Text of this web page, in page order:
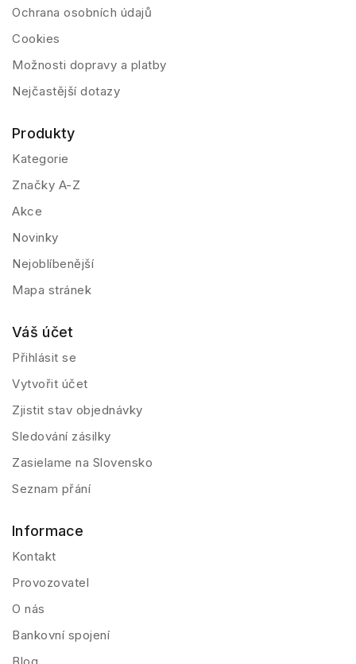
Ochrana osobních údajů
Cookies
Možnosti dopravy a platby
Nejčastější dotazy
Produkty
Kategorie
Značky A-Z
Akce
Novinky
Nejoblíbenější
Mapa stránek
Váš účet
Přihlásit se
Vytvořit účet
Zjistit stav objednávky
Sledování zásilky
Zasielame na Slovensko
Seznam přání
Informace
Kontakt
Provozovatel
O nás
Bankovní spojení
Blog